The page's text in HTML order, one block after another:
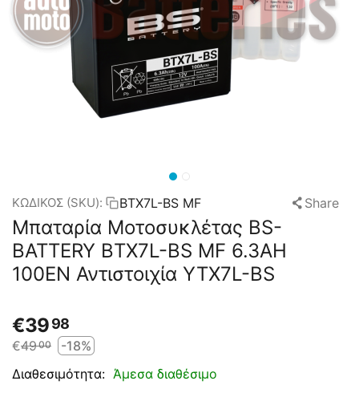
ΚΩΔΙΚΟΣ (SKU): BTX7L-BS MF Share
Μπαταρία Μοτοσυκλέτας BS-
BATTERY BTX7L-BS MF 6.3AH
100EN Αντιστοιχία YTX7L-BS
€3998
€4900
-18%
Διαθεσιμότητα: Άμεσα διαθέσιμο